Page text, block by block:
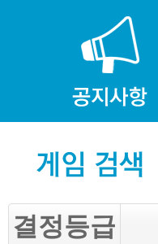
결정등급